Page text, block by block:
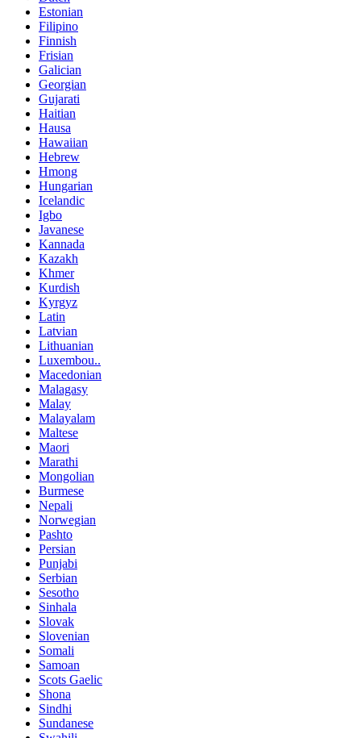
Estonian
Filipino
Finnish
Frisian
Galician
Georgian
Gujarati
Haitian
Hausa
Hawaiian
Hebrew
Hmong
Hungarian
Icelandic
Igbo
Javanese
Kannada
Kazakh
Khmer
Kurdish
Kyrgyz
Latin
Latvian
Lithuanian
Luxembou..
Macedonian
Malagasy
Malay
Malayalam
Maltese
Maori
Marathi
Mongolian
Burmese
Nepali
Norwegian
Pashto
Persian
Punjabi
Serbian
Sesotho
Sinhala
Slovak
Slovenian
Somali
Samoan
Scots Gaelic
Shona
Sindhi
Sundanese